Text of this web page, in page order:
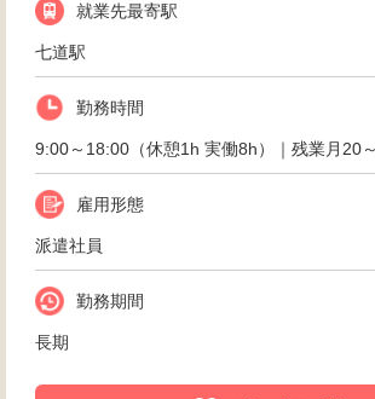
就業先最寄駅
七道駅
勤務時間
9:00～18:00（休憩1h 実働8h）｜残業月20
雇用形態
派遣社員
勤務期間
長期